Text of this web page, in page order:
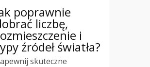
poprawnie
liczbę,
i
źródeł światła?
skuteczne